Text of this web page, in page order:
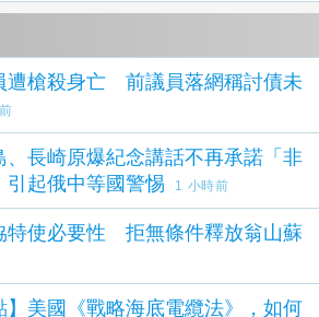
遭槍殺身亡 前議員落網稱討債未
、長崎原爆紀念講話不再承諾「非
起俄中等國警惕
1 小時前
特使必要性 拒無條件釋放翁山蘇
】美國《戰略海底電纜法》，如何